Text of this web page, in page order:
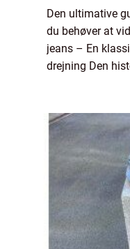
Den ultimative
du behøver at
jeans – En
drejning Den